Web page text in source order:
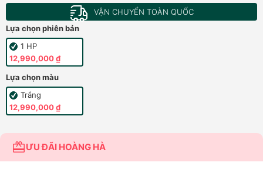
VẬN CHUYỂN TOÀN QUỐC
Lựa chọn phiên bản
1 HP
12,990,000 ₫
Lựa chọn màu
Trắng
12,990,000 ₫
ƯU ĐÃI HOÀNG HÀ